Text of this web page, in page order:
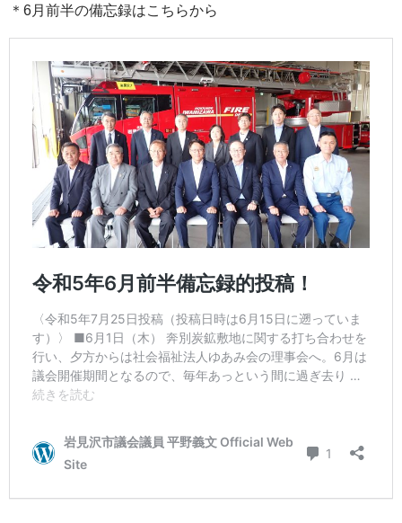
＊6月前半の備忘録はこちらから